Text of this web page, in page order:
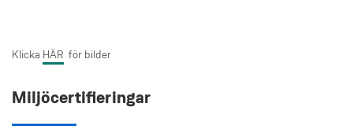
Klicka HÄR för bilder
Miljöcertifieringar